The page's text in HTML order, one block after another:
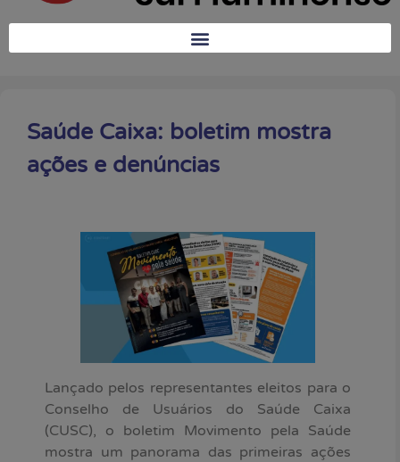
Saúde Caixa: boletim mostra
ações e denúncias
Lançado pelos representantes eleitos para o
Conselho de Usuários do Saúde Caixa
(CUSC), o boletim Movimento pela Saúde
mostra um panorama das primeiras ações